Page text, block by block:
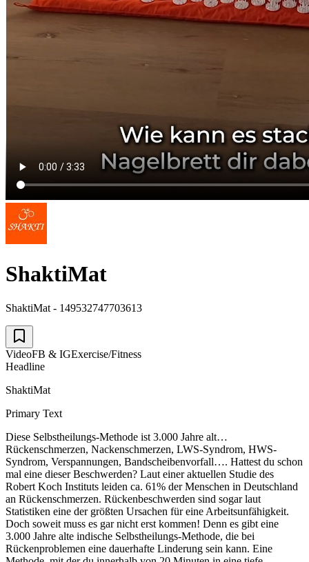
ShaktiMat
ShaktiMat - 149532747703613
VideoFB & IGExercise/Fitness
Headline
ShaktiMat
Primary Text
Diese Selbstheilungs-Methode ist 3.000 Jahre alt…
Rückenschmerzen, Nackenschmerzen, LWS-Syndrom, HWS-
Syndrom, Verspannungen, Bandscheibenvorfall…. Hattest du schon
mal eine dieser Beschwerden? Laut einer aktuellen Studie des
Robert Koch Instituts leiden ca. 61% der Menschen in Deutschland
an Rückenschmerzen. Rückenbeschwerden sind sogar laut
Statistiken eine der größten Ursachen für eine Arbeitsunfähigkeit.
Doch soweit muss es gar nicht erst kommen! Denn es gibt eine
3.000 Jahre alte indische Selbstheilungs-Methode, die bei
Rückenproblemen eine dauerhafte Linderung sein kann. Eine